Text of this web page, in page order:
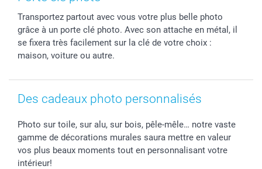
Calendrier photos & Agendas photo
Stickers & Etiquettes
Chèque Cadeau
Affiliation
Investor Relations
B2B smartbusiness
Fête des Pères
Confirmation ou communion
Mariage
Fête d'anniversaire
Tous les évènements
Livraison en 48 heures
Modes de Paiement
Identifiez-vous
Statut de ma commande
smarfriends
smartbonus
Transportez partout avec vous votre plus belle photo
grâce à un porte clé photo. Avec son attache en métal, il
se fixera très facilement sur la clé de votre choix :
maison, voiture ou autre.
Des cadeaux photo personnalisés
Photo sur toile, sur alu, sur bois, pêle-mêle… notre vaste
gamme de décorations murales saura mettre en valeur
vos plus beaux moments tout en personnalisant votre
intérieur!